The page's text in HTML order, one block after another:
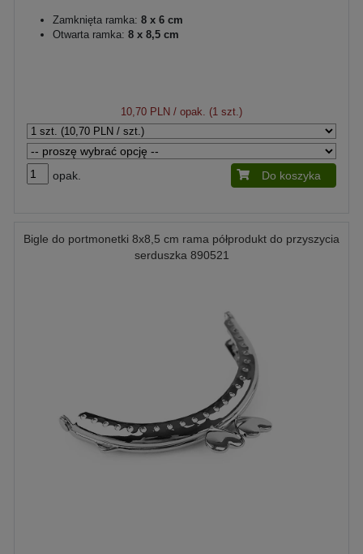
Zamknięta ramka: 8 x 6 cm
Otwarta ramka: 8 x 8,5 cm
10,70 PLN / opak. (1 szt.)
opak. Do koszyka
Bigle do portmonetki 8x8,5 cm rama półprodukt do przyszycia
serduszka 890521